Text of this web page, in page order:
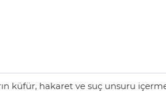
küfür, hakaret ve suç unsuru